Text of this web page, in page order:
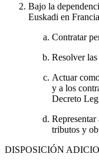
Bajo la
Euskadi en
Contratar
Resolver
Actuar
y a los
Decreto
tributos y
DISPOSICIÓN